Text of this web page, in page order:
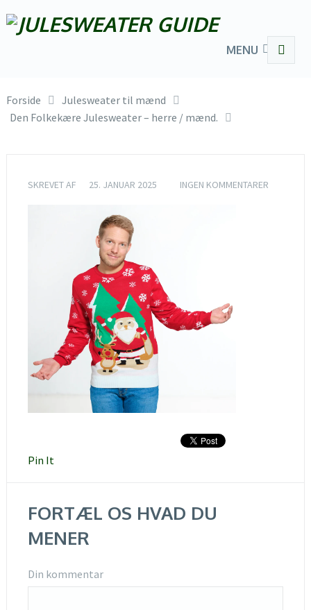
MENU
Forside
Julesweater til mænd
Den Folkekære Julesweater – herre / mænd.
SKREVET AF 25. JANUAR 2025 INGEN KOMMENTARER
Pin It
FORTÆL OS HVAD DU
MENER
Din kommentar